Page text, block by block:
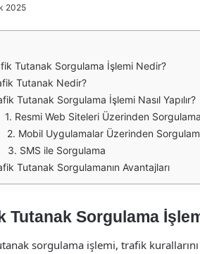
2025
Tutanak Sorgulama İşlemi Nedir?
Tutanak Nedir?
Tutanak Sorgulama İşlemi Nasıl Yapılır?
1. Resmi Web Siteleri Üzerinden Sorgulama
2. Mobil Uygulamalar Üzerinden
3. SMS ile Sorgulama
Tutanak Sorgulamanın Avantajları
Tutanak Sorgulama
sorgulama işlemi, trafik